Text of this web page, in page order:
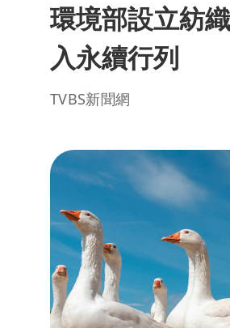
環境部設立紡
入永續行列
TVBS新聞網